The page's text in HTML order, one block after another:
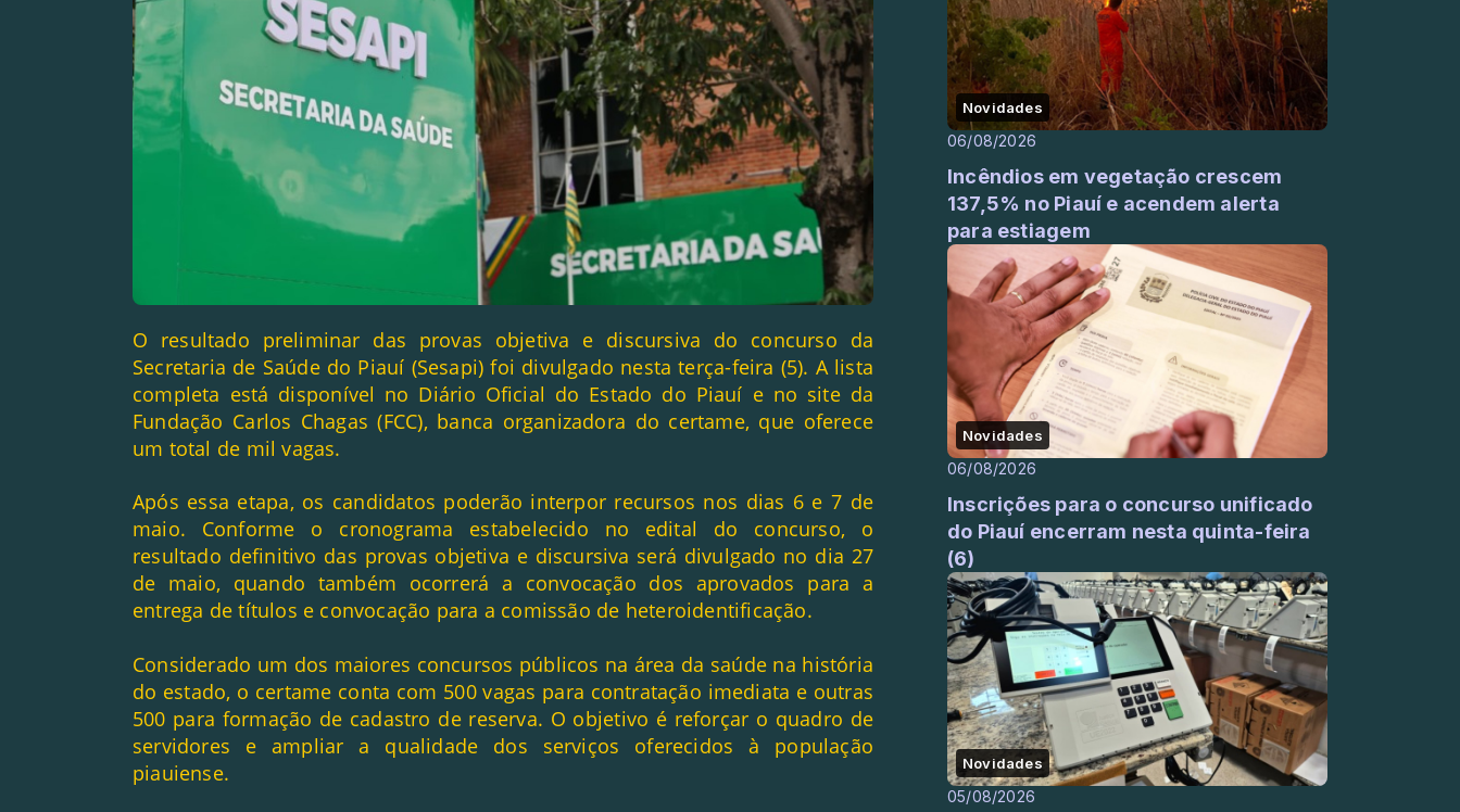
O resultado preliminar das provas objetiva e discursiva do concurso da
Secretaria de Saúde do Piauí (Sesapi) foi divulgado nesta terça-feira (5). A lista
completa está disponível no Diário Oficial do Estado do Piauí e no site da
Fundação Carlos Chagas (FCC), banca organizadora do certame, que oferece
um total de mil vagas.
Após essa etapa, os candidatos poderão interpor recursos nos dias 6 e 7 de
maio. Conforme o cronograma estabelecido no edital do concurso, o
resultado definitivo das provas objetiva e discursiva será divulgado no dia 27
de maio, quando também ocorrerá a convocação dos aprovados para a
entrega de títulos e convocação para a comissão de heteroidentificação.
Considerado um dos maiores concursos públicos na área da saúde na história
do estado, o certame conta com 500 vagas para contratação imediata e outras
500 para formação de cadastro de reserva. O objetivo é reforçar o quadro de
servidores e ampliar a qualidade dos serviços oferecidos à população
piauiense.
Novidades
06/08/2026
Incêndios em vegetação crescem
137,5% no Piauí e acendem alerta
para estiagem
Novidades
06/08/2026
Inscrições para o concurso unificado
do Piauí encerram nesta quinta-feira
(6)
Novidades
05/08/2026